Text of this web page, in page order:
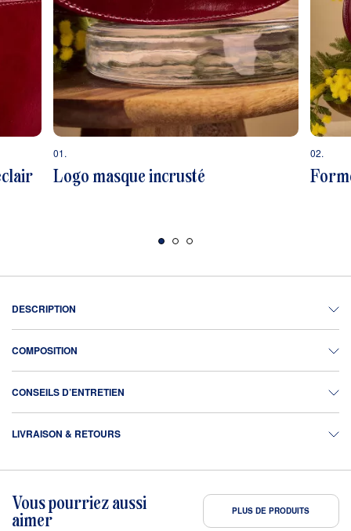
01.
Logo masque incrusté
02.
DESCRIPTION
COMPOSITION
CONSEILS D’ENTRETIEN
LIVRAISON & RETOURS
Vous pourriez aussi
aimer
PLUS DE PRODUITS